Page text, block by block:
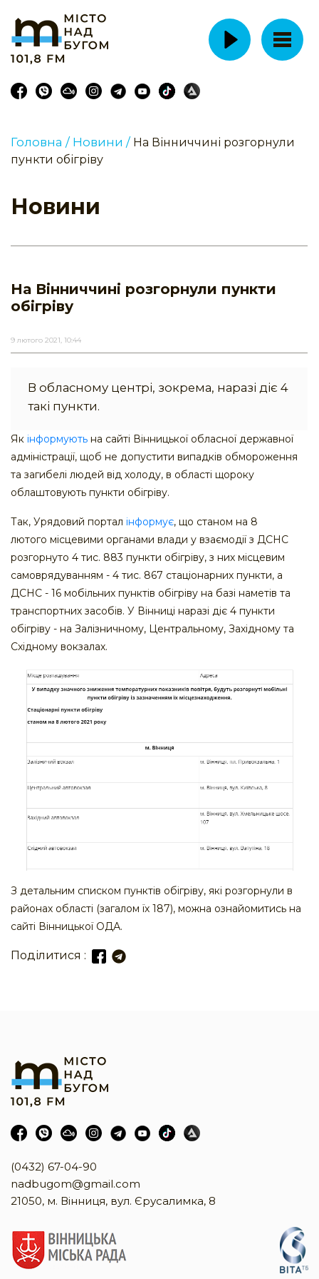
Головна / Новини / На Вінниччині розгорнули
пункти обігріву
Новини
На Вінниччині розгорнули пункти
обігріву
9 лютого 2021, 10:44
В обласному центрі, зокрема, наразі діє 4
такі пункти.
Як інформують на сайті Вінницької обласної державної
адміністрації, щоб не допустити випадків обмороження
та загибелі людей від холоду, в області щороку
облаштовують пункти обігріву.
Так, Урядовий портал інформує, що станом на 8
лютого місцевими органами влади у взаємодії з ДСНС
розгорнуто 4 тис. 883 пункти обігріву, з них місцевим
самоврядуванням - 4 тис. 867 стаціонарних пункти, а
ДСНС - 16 мобільних пунктів обігріву на базі наметів та
транспортних засобів. У Вінниці наразі діє 4 пункти
обігріву - на Залізничному, Центральному, Західному та
Східному вокзалах.
З детальним списком пунктів обігріву, які розгорнули в
районах області (загалом їх 187), можна ознайомитись на
сайті Вінницької ОДА.
Поділитися :
(0432) 67-04-90
nadbugom@gmail.com
21050, м. Вінниця, вул. Єрусалимка, 8